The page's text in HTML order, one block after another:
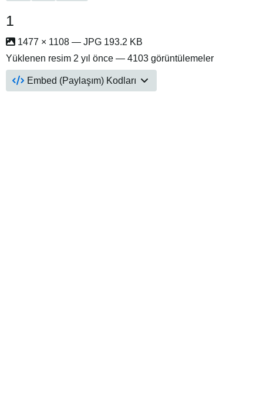
1
1477 × 1108 — JPG 193.2 KB
Yüklenen resim 2 yıl önce — 4103 görüntülemeler
Embed (Paylaşım) Kodları